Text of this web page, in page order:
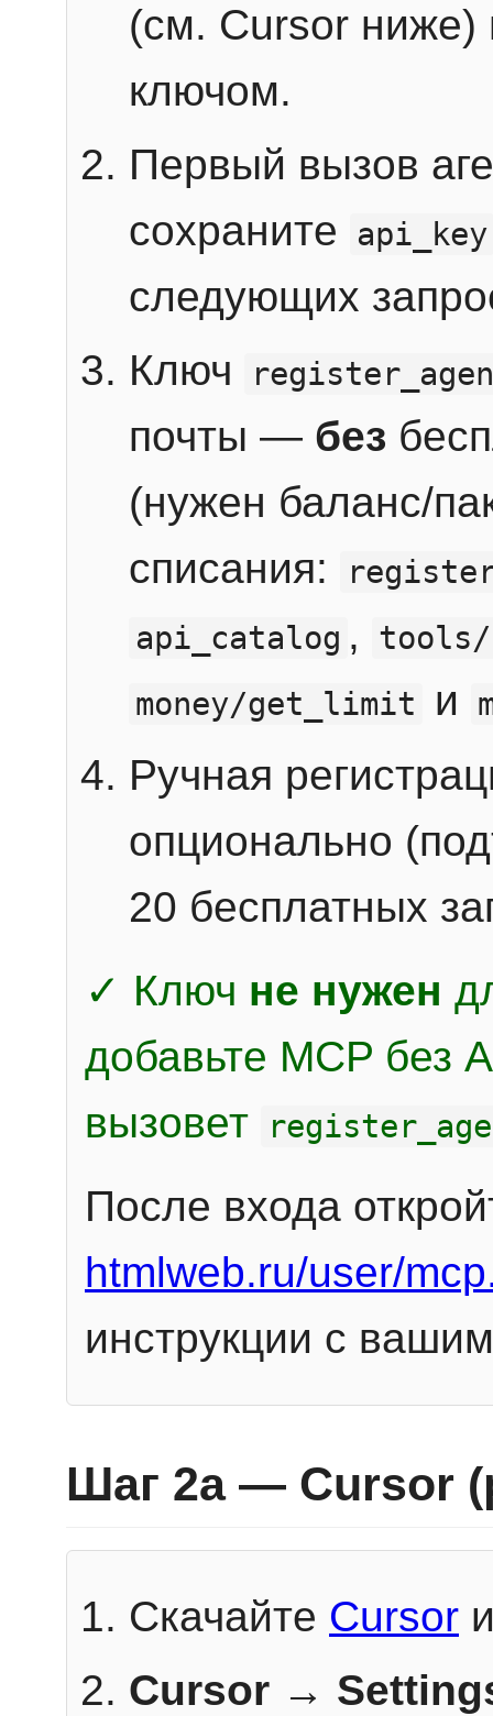
(см. Cursor ниже)
ключом.
Первый вызов
сохраните
api_key
следующих
Ключ
почты — без
(нужен баланс/
списания:
api_catalog ,
money/get_limit
и
Ручная
опционально
20 бесплатных
✓ Ключ не нужен
добавьте MCP без
вызовет
После входа
htmlweb.ru/user/
инструкции с
Шаг 2a — Cursor
Скачайте Cursor
Cursor →